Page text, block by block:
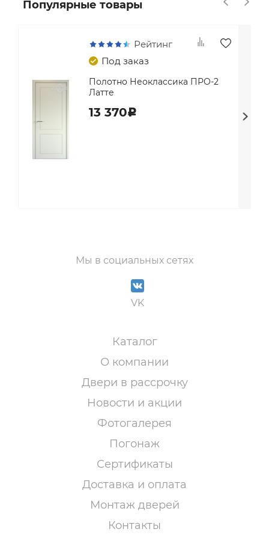
Популярные товары
Рейтинг
Под заказ
Полотно Неоклассика ПРО-2
Латте
13 370c
Мы в социальных сетях
VK
Каталог
О компании
Двери в рассрочку
Новости и акции
Фотогалерея
Погонаж
Сертификаты
Доставка и оплата
Монтаж дверей
Контакты